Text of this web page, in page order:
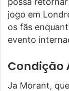
jogo em
os fãs
evento
Condição
Ja Morant,